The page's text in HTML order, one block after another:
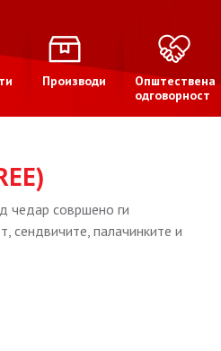
Производи
Општествена
одговорност
чедар совршено ги
сендвичите, палачинките и